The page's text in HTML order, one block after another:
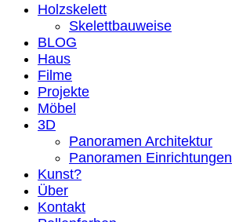
Holzskelett
Skelettbauweise
BLOG
Haus
Filme
Projekte
Möbel
3D
Panoramen Architektur
Panoramen Einrichtungen
Kunst?
Über
Kontakt